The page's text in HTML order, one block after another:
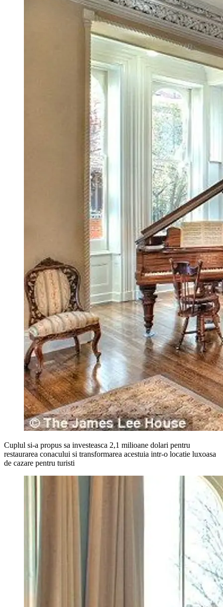
Cuplul si-a propus sa investeasca 2,1 milioane dolari pentru
restaurarea conacului si transformarea acestuia intr-o locatie luxoasa
de cazare pentru turisti